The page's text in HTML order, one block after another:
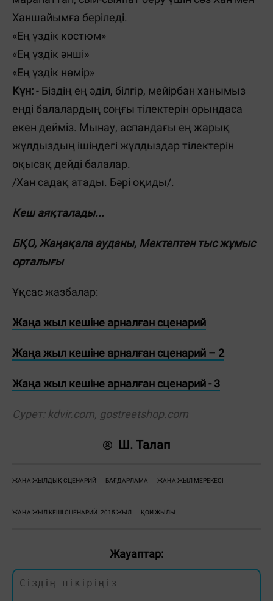
Ханшайымға беріледі.
«Ең үздік костюм»
«Ең үздік әнші»
«Ең үздік нөмір»
Күн:- Біздің ең әділ, білгір, мейірбан ханымыз
енді балалардың соңғы тілектерін орындаса
екен дейміз. Мынау, аспандағы ең жарық
жұлдыздың ішіндегі жұлдыздар тілектерін
оқысақ дейді балалар.
/Хан садақ атады. Бәрі оқиды/.
Кеш аяқталады...
БҚО, Жаңақала ауданы, Мектептен тыс жұмыс
орталығы
Ұқсас жазбалар:
Жаңа жыл кешіне арналған сценарий
Жаңа жыл кешіне арналған сценарий – 2
Жаңа жыл кешіне арналған сценарий - 3
Сурет: kdvir.com, gostreetshop.com
Ш. Талап
ЖАҢА ЖЫЛДЫҚ СЦЕНАРИЙ БАҒДАРЛАМА ЖАҢА ЖЫЛ МЕРЕКЕСІ
ЖАҢА ЖЫЛ КЕШІ СЦЕНАРИЙ. 2015 ЖЫЛ ҚОЙ ЖЫЛЫ.
Жауаптар: